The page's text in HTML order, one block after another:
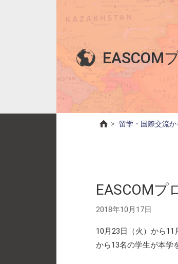
EASCOM
> 留学・国際交流
EASCOMプ
2018年10月17日
10月23日（火）から
から13名の学生が本学